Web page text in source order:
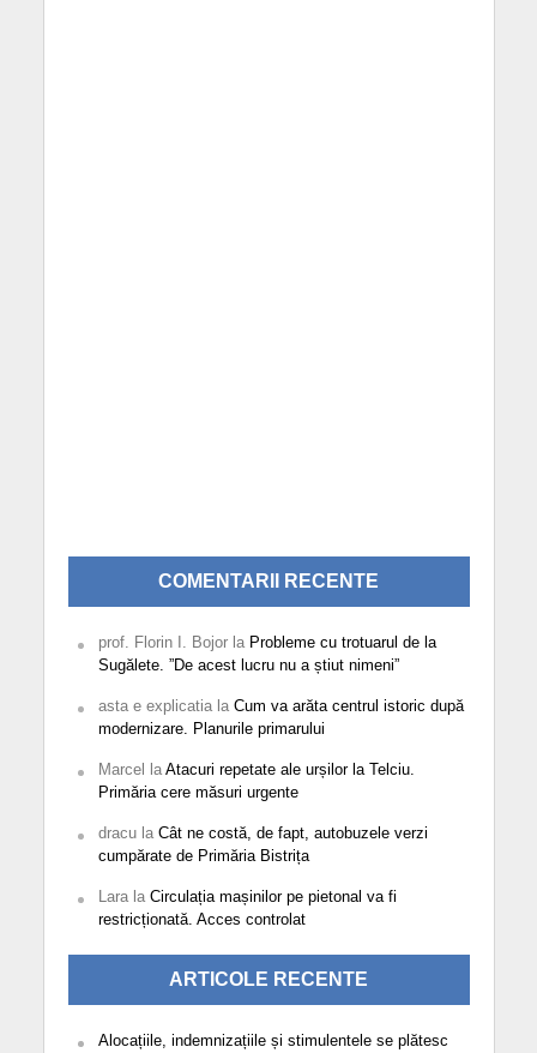
COMENTARII RECENTE
prof. Florin I. Bojorla Probleme cu trotuarul de la
Sugălete. ”De acest lucru nu a știut nimeni”
asta e explicatiala Cum va arăta centrul istoric după
modernizare. Planurile primarului
Marcel la Atacuri repetate ale urșilor la Telciu.
Primăria cere măsuri urgente
dracula Cât ne costă, de fapt, autobuzele verzi
cumpărate de Primăria Bistrița
Larala Circulația mașinilor pe pietonal va fi
restricționată. Acces controlat
ARTICOLE RECENTE
Alocațiile, indemnizațiile și stimulentele se plătesc